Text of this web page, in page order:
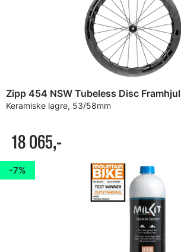
Zipp 454 NSW Tubeless Disc Framhjul
Keramiske lagre, 53/58mm
18 065,-
7%